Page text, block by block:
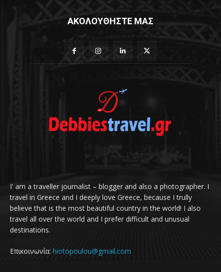
ΑΚΟΛΟΥΘΗΣΤΕ ΜΑΣ
I' am a traveller journalist – blogger and also a photographer. I
travel in Greece and I deeply love Greece, because I trully
believe that is the most beautiful country in the world! I also
travel all over the world and I prefer difficult and unusual
destinations.
Επικοινωνία: hiotopoulou@gmail.com